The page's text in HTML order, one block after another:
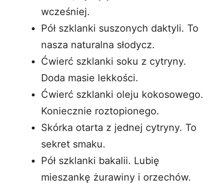
wcześniej.
Pół szklanki suszonych daktyli. To
nasza naturalna słodycz.
Ćwierć szklanki soku z cytryny.
Doda masie lekkości.
Ćwierć szklanki oleju kokosowego.
Koniecznie roztopionego.
Skórka otarta z jednej cytryny. To
sekret smaku.
Pół szklanki bakalii. Lubię
mieszankę żurawiny i orzechów.